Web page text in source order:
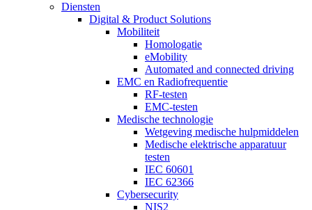
Diensten
Digital & Product Solutions
Mobiliteit
Homologatie
eMobility
Automated and connected driving
EMC en Radiofrequentie
RF-testen
EMC-testen
Medische technologie
Wetgeving medische hulpmiddelen
Medische elektrische apparatuur
testen
IEC 60601
IEC 62366
Cybersecurity
NIS2